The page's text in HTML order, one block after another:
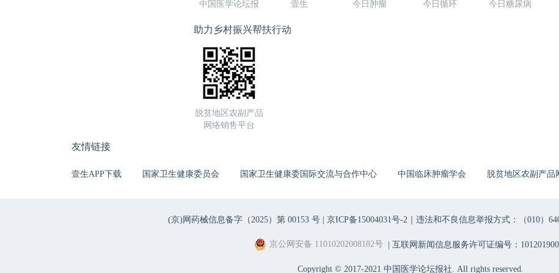
中国医学论坛报 壹生 今日肿瘤 今日循环 今日糖尿病
助力乡村振兴帮扶行动
脱贫地区农副产品
网络销售平台
友情链接
壹生APP下载 国家卫生健康委员会 国家卫生健康委国际交流与合作中心 中国临床肿瘤学会 脱贫地区农副产品
(京)网药械信息备字（2025）第 00153 号 | 京ICP备15004031号-2｜违法和不良信息举报方式：（010）
京公网安备 11010202008182号| 互联网新闻信息服务许可证编号：
Copyright © 2017-2021 中国医学论坛报社. All rights reserved.